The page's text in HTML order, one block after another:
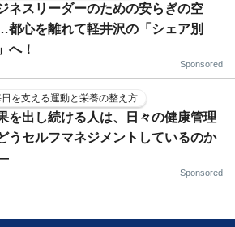
ネスリーダーのための安らぎの空
都心を離れて軽井沢の「シェア別
へ！
Sponsored
を支える運動と栄養の整え方
を出し続ける人は、日々の健康管理
うセルフマネジメントしているのか
Sponsored